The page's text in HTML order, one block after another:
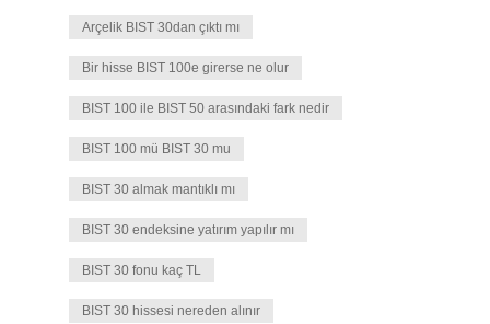
Arçelik BIST 30dan çıktı mı
Bir hisse BIST 100e girerse ne olur
BIST 100 ile BIST 50 arasındaki fark nedir
BIST 100 mü BIST 30 mu
BIST 30 almak mantıklı mı
BIST 30 endeksine yatırım yapılır mı
BIST 30 fonu kaç TL
BIST 30 hissesi nereden alınır